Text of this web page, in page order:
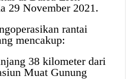
29 November 2021.
rantai
mencakup:
38 kilometer dari
Muat Gunung